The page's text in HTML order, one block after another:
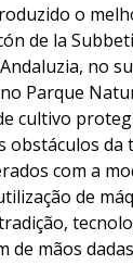
o
de la
no
Parque
cultivo
obstáculos da
com a
de
de mãos